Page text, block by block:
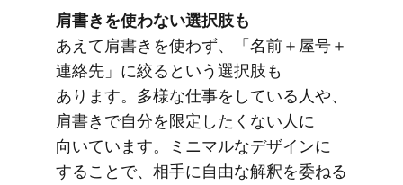
肩​書きを​使わない​選択肢も
あえて​肩書きを​使わず、​「名前＋屋号＋
連絡先」に​絞ると​いう​選択肢も​
あります。​多様な​仕事を​している​人や、​
肩書きで​自分を​限定したくない​人に​
向いています。​ミニマルな​デザインに​
する​ことで、​相手に​自由な​解釈を​委ねる​